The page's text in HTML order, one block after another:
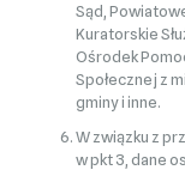
Sąd,
Kuratorskie
Ośrodek
Społecznej z
gminy i inne.
W związku z
w pkt 3, dane